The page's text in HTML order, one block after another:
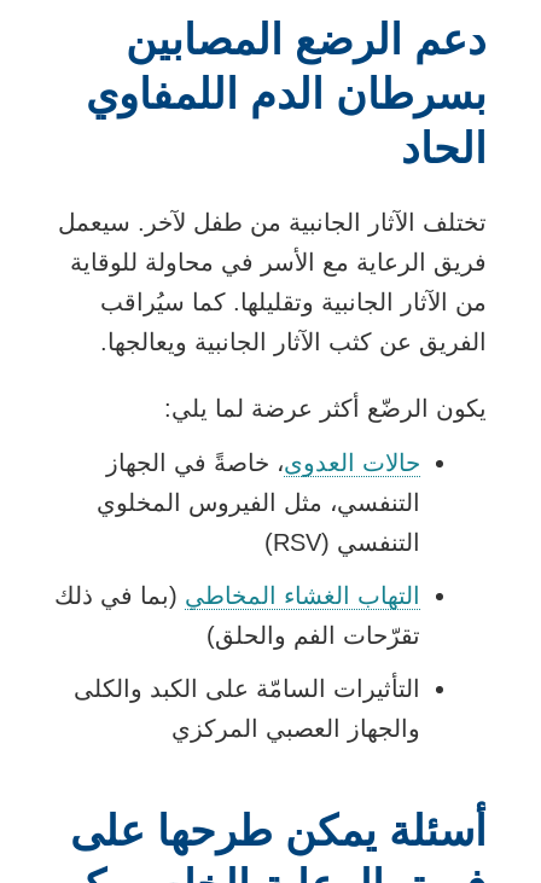
دعم الرضع المصابين
بسرطان الدم اللمفاوي
الحاد
تختلف الآثار الجانبية من طفل لآخر. سيعمل
فريق الرعاية مع الأسر في محاولة للوقاية
من الآثار الجانبية وتقليلها. كما سيُراقب
الفريق عن كثب الآثار الجانبية ويعالجها.
يكون الرضّع أكثر عرضة لما يلي:
حالات العدوى، خاصةً في الجهاز
التنفسي، مثل الفيروس المخلوي
التنفسي (RSV)
التهاب الغشاء المخاطي (بما في ذلك
تقرّحات الفم والحلق)
التأثيرات السامّة على الكبد والكلى
والجهاز العصبي المركزي
أسئلة يمكن طرحها على